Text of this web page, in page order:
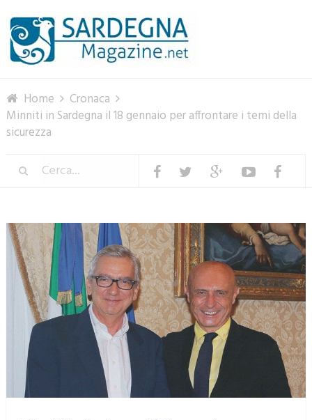
Home
Cronaca
Minniti in Sardegna il 18 gennaio per affrontare i temi della
sicurezza